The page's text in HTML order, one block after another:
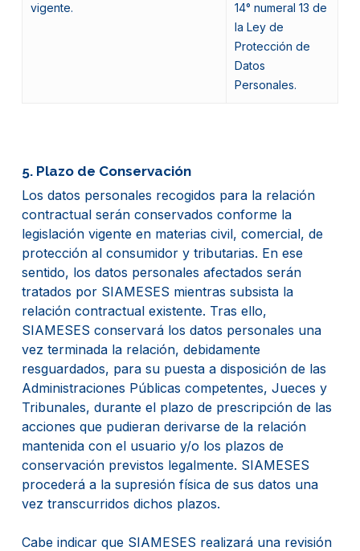
vigente.
14° numeral 13 de
la Ley de
Protección de
Datos
Personales.
5. Plazo de Conservación
Los datos personales recogidos para la relación
contractual serán conservados conforme la
legislación vigente en materias civil, comercial, de
protección al consumidor y tributarias. En ese
sentido, los datos personales afectados serán
tratados por SIAMESES mientras subsista la
relación contractual existente. Tras ello,
SIAMESES conservará los datos personales una
vez terminada la relación, debidamente
resguardados, para su puesta a disposición de las
Administraciones Públicas competentes, Jueces y
Tribunales, durante el plazo de prescripción de las
acciones que pudieran derivarse de la relación
mantenida con el usuario y/o los plazos de
conservación previstos legalmente. SIAMESES
procederá a la supresión física de sus datos una
vez transcurridos dichos plazos.
Cabe indicar que SIAMESES realizará una revisión